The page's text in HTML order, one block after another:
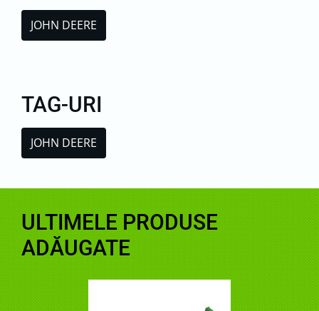
JOHN DEERE
TAG-URI
JOHN DEERE
ULTIMELE PRODUSE
ADĂUGATE